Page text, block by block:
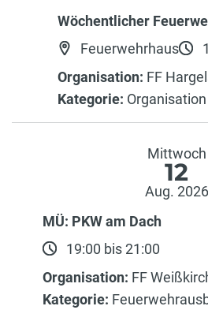
Wöchentlicher
Feuerwehrhaus
Organisation: FF
Kategorie: Organisation
Mittwoch
12
Aug. 2026
MÜ: PKW am Dach
19:00 bis 21:00
Organisation: FF
Kategorie: